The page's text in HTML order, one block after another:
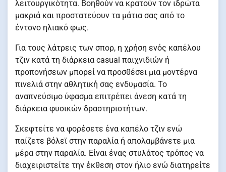
λειτουργικότητα. Βοηθούν να κρατούν τον ιδρώτα
μακριά και προστατεύουν τα μάτια σας από το
έντονο ηλιακό φως.
Για τους λάτρεις των σπορ, η χρήση ενός καπέλου
τζιν κατά τη διάρκεια casual παιχνιδιών ή
προπονήσεων μπορεί να προσθέσει μια μοντέρνα
πινελιά στην αθλητική σας ενδυμασία. Το
αναπνεύσιμο ύφασμα επιτρέπει άνεση κατά τη
διάρκεια φυσικών δραστηριοτήτων.
Σκεφτείτε να φορέσετε ένα καπέλο τζιν ενώ
παίζετε βόλεϊ στην παραλία ή απολαμβάνετε μια
μέρα στην παραλία. Είναι ένας στυλάτος τρόπος να
διαχειριστείτε την έκθεση στον ήλιο ενώ διατηρείτε